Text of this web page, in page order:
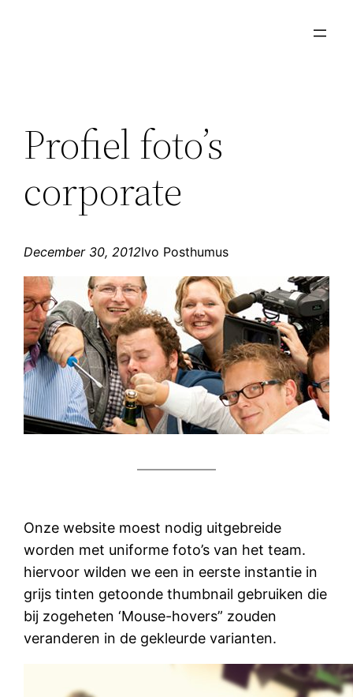
Profiel foto’s
corporate
December 30, 2012Ivo Posthumus
Onze website moest nodig uitgebreide
worden met uniforme foto’s van het team.
hiervoor wilden we een in eerste instantie in
grijs tinten getoonde thumbnail gebruiken die
bij zogeheten ‘Mouse-hovers” zouden
veranderen in de gekleurde varianten.